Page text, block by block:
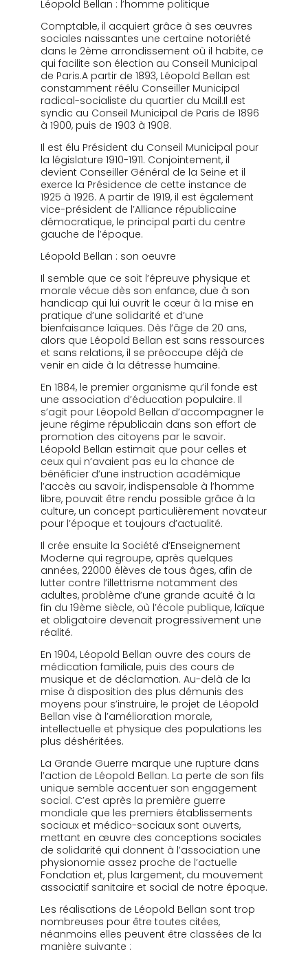
Léopold Bellan : l’homme politique
Comptable, il acquiert grâce à ses œuvres
sociales naissantes une certaine notoriété
dans le 2ème arrondissement où il habite, ce
qui facilite son élection au Conseil Municipal
de Paris.A partir de 1893, Léopold Bellan est
constamment réélu Conseiller Municipal
radical-socialiste du quartier du Mail.Il est
syndic au Conseil Municipal de Paris de 1896
à 1900, puis de 1903 à 1908.
Il est élu Président du Conseil Municipal pour
la législature 1910-1911. Conjointement, il
devient Conseiller Général de la Seine et il
exerce la Présidence de cette instance de
1925 à 1926. A partir de 1919, il est également
vice-président de l’Alliance républicaine
démocratique, le principal parti du centre
gauche de l’époque.
Léopold Bellan : son oeuvre
Il semble que ce soit l’épreuve physique et
morale vécue dès son enfance, due à son
handicap qui lui ouvrit le cœur à la mise en
pratique d’une solidarité et d’une
bienfaisance laïques. Dès l’âge de 20 ans,
alors que Léopold Bellan est sans ressources
et sans relations, il se préoccupe déjà de
venir en aide à la détresse humaine.
En 1884, le premier organisme qu’il fonde est
une association d’éducation populaire. Il
s’agit pour Léopold Bellan d’accompagner le
jeune régime républicain dans son effort de
promotion des citoyens par le savoir.
Léopold Bellan estimait que pour celles et
ceux qui n’avaient pas eu la chance de
bénéficier d’une instruction académique
l’accès au savoir, indispensable à l’homme
libre, pouvait être rendu possible grâce à la
culture, un concept particulièrement novateur
pour l’époque et toujours d’actualité.
Il crée ensuite la Société d’Enseignement
Moderne qui regroupe, après quelques
années, 22000 élèves de tous âges, afin de
lutter contre l’illettrisme notamment des
adultes, problème d’une grande acuité à la
fin du 19ème siècle, où l’école publique, laïque
et obligatoire devenait progressivement une
réalité.
En 1904, Léopold Bellan ouvre des cours de
médication familiale, puis des cours de
musique et de déclamation. Au-delà de la
mise à disposition des plus démunis des
moyens pour s’instruire, le projet de Léopold
Bellan vise à l’amélioration morale,
intellectuelle et physique des populations les
plus déshéritées.
La Grande Guerre marque une rupture dans
l’action de Léopold Bellan. La perte de son fils
unique semble accentuer son engagement
social. C’est après la première guerre
mondiale que les premiers établissements
sociaux et médico-sociaux sont ouverts,
mettant en œuvre des conceptions sociales
de solidarité qui donnent à l’association une
physionomie assez proche de l’actuelle
Fondation et, plus largement, du mouvement
associatif sanitaire et social de notre époque.
Les réalisations de Léopold Bellan sont trop
nombreuses pour être toutes citées,
néanmoins elles peuvent être classées de la
manière suivante :